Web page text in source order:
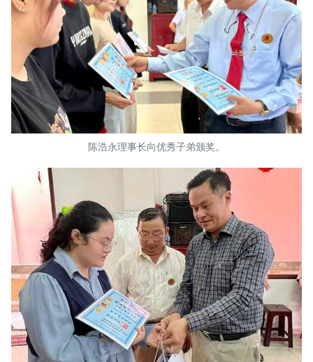
陈浩永理事长向优秀子弟颁奖。